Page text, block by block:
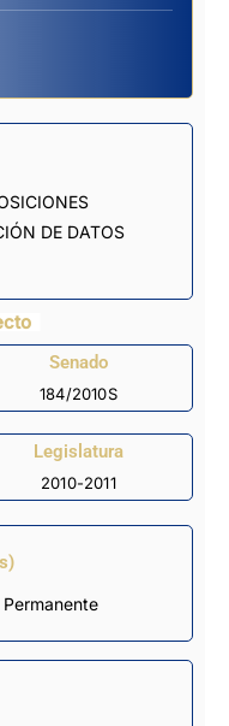
DE DATOS
Senado
184/2010S
Legislatura
2010-2011